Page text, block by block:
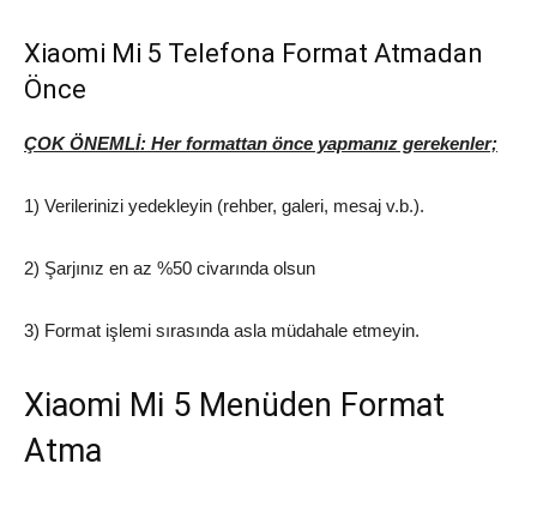
Xiaomi Mi 5 Telefona Format Atmadan
Önce
ÇOK ÖNEMLİ: Her formattan önce yapmanız gerekenler;
1) Verilerinizi yedekleyin (rehber, galeri, mesaj v.b.).
2) Şarjınız en az %50 civarında olsun
3) Format işlemi sırasında asla müdahale etmeyin.
Xiaomi Mi 5 Menüden Format
Atma